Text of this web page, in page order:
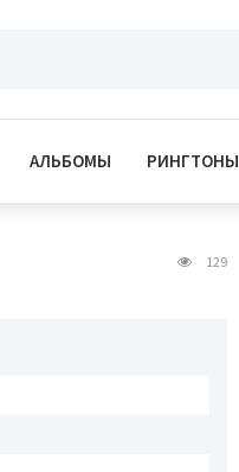
АЛЬБОМЫ РИНГТОНЫ
129